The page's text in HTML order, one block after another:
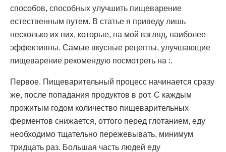
способов, способных улучшить пищеварение
естественным путем. В статье я приведу лишь
несколько их них, которые, на мой взгляд, наиболее
эффективны. Самые вкусные рецепты, улучшающие
пищеварение рекомендую посмотреть на :.
Первое. Пищеварительный процесс начинается сразу
же, после попадания продуктов в рот. С каждым
прожитым годом количество пищеварительных
ферментов снижается, оттого перед глотанием, еду
необходимо тщательно пережевывать, минимум
тридцать раз. Большая часть людей еду